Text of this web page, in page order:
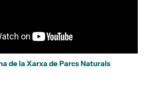
de la Xarxa de Parcs Naturals